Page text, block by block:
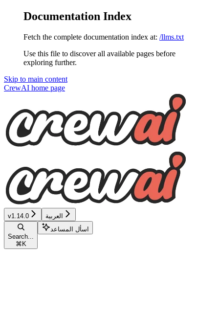
Documentation Index
Fetch the complete documentation index at: /llms.txt
Use this file to discover all available pages before
exploring further.
Skip to main content
CrewAI home page
v1.14.0 العربية
Search...
⌘ K
اسأل المساعد